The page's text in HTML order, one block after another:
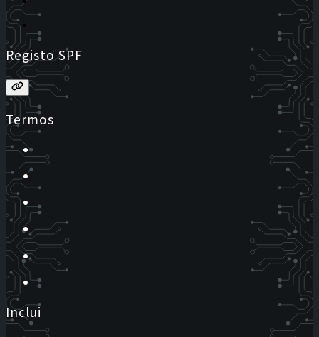
Registo SPF
Termos
Inclui